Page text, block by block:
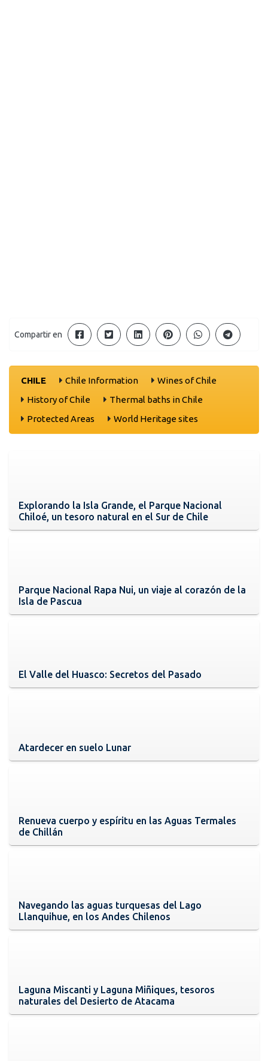
Compartir en
CHILE Chile Information
Wines of Chile
History of Chile
Thermal baths in Chile
Protected Areas
World Heritage sites
Explorando la Isla Grande, el Parque Nacional
Chiloé, un tesoro natural en el Sur de Chile
Parque Nacional Rapa Nui, un viaje al corazón de la
Isla de Pascua
El Valle del Huasco: Secretos del Pasado
Atardecer en suelo Lunar
Renueva cuerpo y espíritu en las Aguas Termales
de Chillán
Navegando las aguas turquesas del Lago
Llanquihue, en los Andes Chilenos
Laguna Miscanti y Laguna Miñiques, tesoros
naturales del Desierto de Atacama